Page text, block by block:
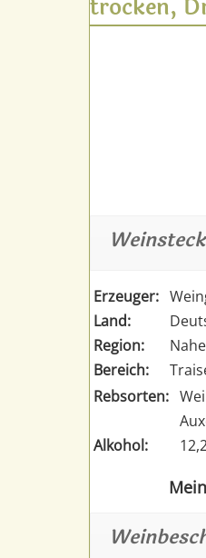
trocken,
Erzeuger:
Land:
Region:
Nahe
Bereich:
Rebsorten:
Alkohol: